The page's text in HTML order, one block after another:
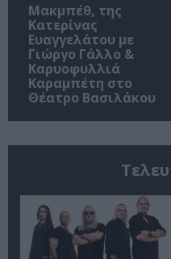
Μακμπέθ, της
Κατερίνας
Ευαγγελάτου με
Γιώργο Γάλλο &
Καρυοφυλλιά
Καραμπέτη στο
Θέατρο Βασιλάκου